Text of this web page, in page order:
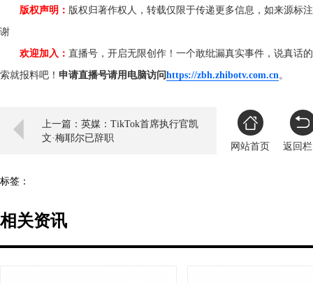
版权声明： 版权归著作权人，转载仅限于传递更多信息，如来源标
谢
欢迎加入： 直播号，开启无限创作！一个敢纰漏真实事件，说真话
索就报料吧！ 申请直播号请用电脑访问https://zbh.zhibotv.com.cn。
上一篇：英媒：TikTok首席执行官凯
文·梅耶尔已辞职
网站首页
返回
标签：
相关资讯